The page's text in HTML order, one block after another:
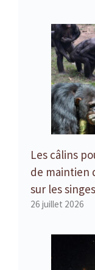
Les câlins
de maintien
sur les singes
26 juillet 2026